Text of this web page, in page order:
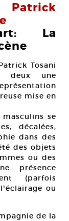
Patrick
La
Tosani
deux une
mise en
se
décalées,
dans des
des objets
ou des
présence
(parfois
ou
de la